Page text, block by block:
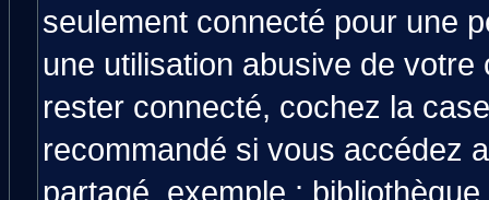
seulement connecté pour une
une utilisation abusive de
rester connecté, cochez la
recommandé si vous accédez
partagé, exemple :